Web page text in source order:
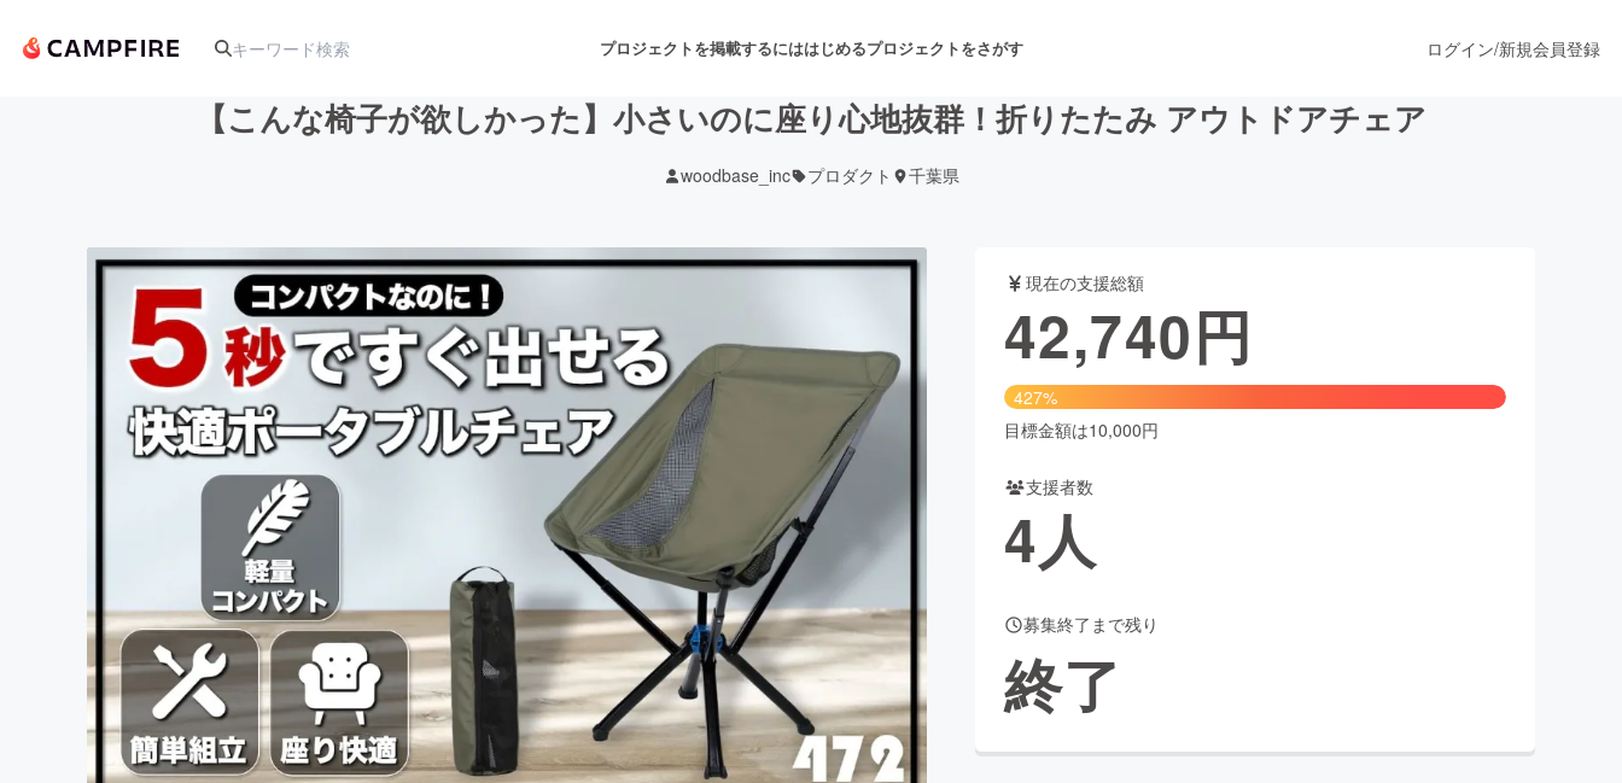
プロジェクトを掲載するにははじめるプロジェクトをさがす
アート・写真 舞台・パフォーマンス
テクノロジー・ガジェット ゲーム・サービス開発 フード・飲食店 ファッション
映像・映画 書籍・雑誌出版
ビジネス・起業 チャレンジ ビューティー・ヘルスケア
まちづくり・地域活性化
CAMPFIRE for Social GoodCAMPFIRE Creation
CAMPFIREふるさと納税machi-ya
ログイン/新規会員登録
【こんな椅子が欲しかった】小さいのに座り心地抜群！折りたたみ アウトドアチェア
woodbase_inc プロダクト 千葉県
現在の支援総額
42,740円
427%
目標金額は10,000円
支援者数
4人
募集終了まで残り
終了